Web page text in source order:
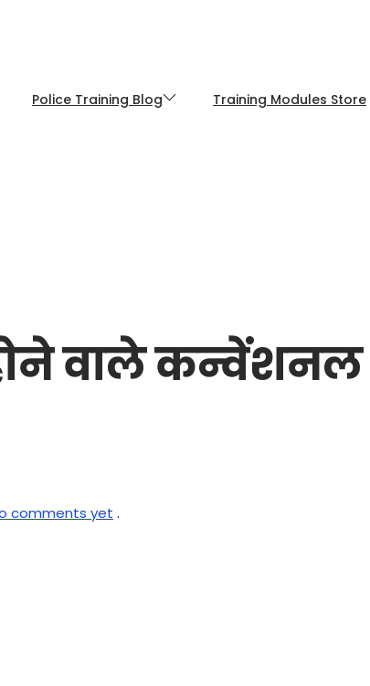
Police Training Blog Training Modules Store
वाले कन्वेंशनल
comments yet .